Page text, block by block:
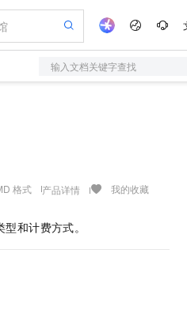
输入文档关键字查找
格式 产品详情 我的收藏
和计费方式。
全托管，含MySQL、PostgreSQL、SQL Server、MariaDB多引擎
软件的智能体编程平台
买专属联机服务器，轻松开启游戏
建 AI 智能体与工作流应用
景体验
生成到视频创作，一键激活电商全链路生产力
创作
视频一站生成，高效打造优质广告素材
报价器
件
伴合作计划
合作计划
认证
告
动